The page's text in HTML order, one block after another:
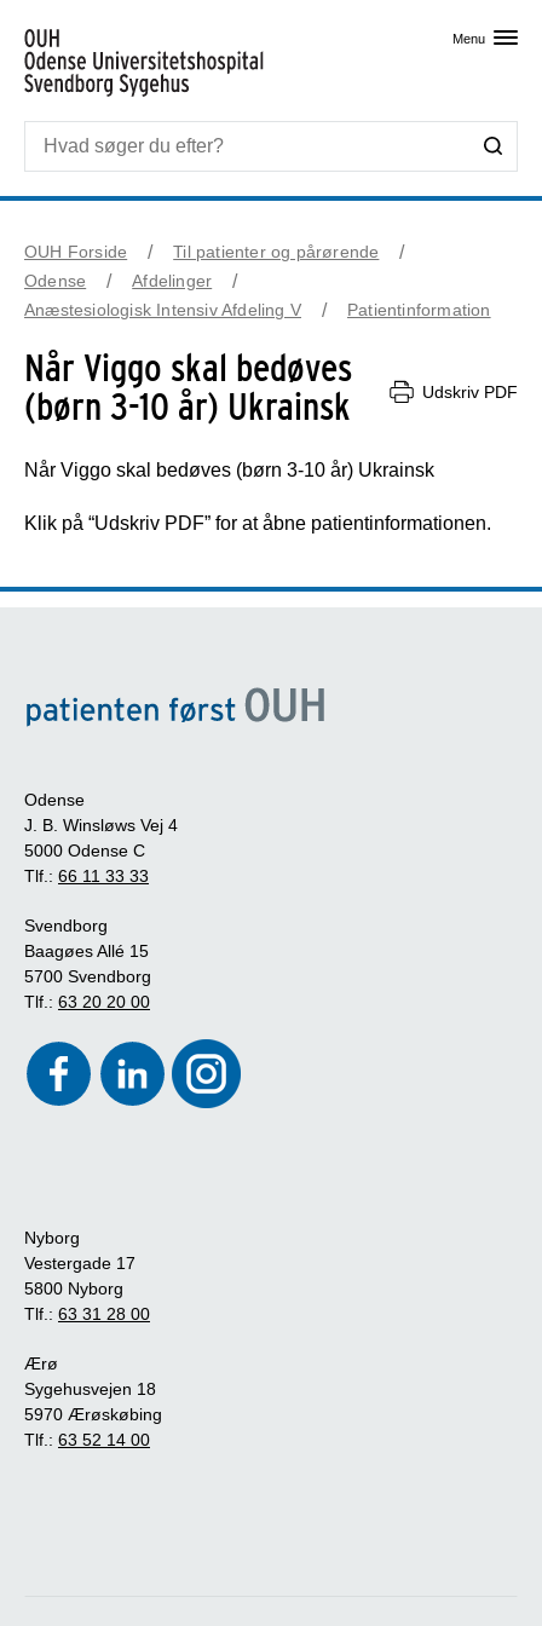
Menu
OUH Forside
Til patienter og pårørende
Odense
Afdelinger
Anæstesiologisk Intensiv Afdeling V
Patientinformation
Når Viggo skal bedøves
(børn 3-10 år) Ukrainsk
Udskriv PDF
Når Viggo skal bedøves (børn 3-10 år) Ukrainsk
Klik på “Udskriv PDF” for at åbne patientinformationen.
Odense
J. B. Winsløws Vej 4
5000 Odense C
Tlf.: 66 11 33 33
Svendborg
Baagøes Allé 15
5700 Svendborg
Tlf.: 63 20 20 00
Nyborg
Vestergade 17
5800 Nyborg
Tlf.: 63 31 28 00
Ærø
Sygehusvejen 18
5970 Ærøskøbing
Tlf.: 63 52 14 00